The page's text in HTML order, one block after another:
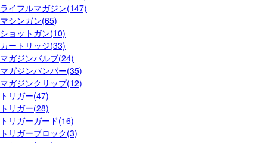
ライフルマガジン(147)
マシンガン(65)
ショットガン(10)
カートリッジ(33)
マガジンバルブ(24)
マガジンバンパー(35)
マガジンクリップ(12)
トリガー(47)
トリガー(28)
トリガーガード(16)
トリガーブロック(3)